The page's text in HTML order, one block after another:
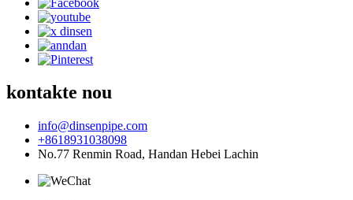
kontakte nou
info@dinsenpipe.com
+8618931038098
No.77 Renmin Road, Handan Hebei Lachin